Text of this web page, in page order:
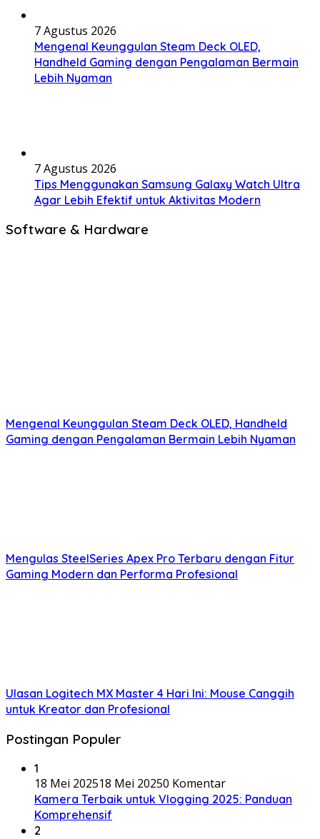
7 Agustus 2026
Mengenal Keunggulan Steam Deck OLED,
Handheld Gaming dengan Pengalaman Bermain
Lebih Nyaman
7 Agustus 2026
Tips Menggunakan Samsung Galaxy Watch Ultra
Agar Lebih Efektif untuk Aktivitas Modern
Software & Hardware
Mengenal Keunggulan Steam Deck OLED, Handheld
Gaming dengan Pengalaman Bermain Lebih Nyaman
Mengulas SteelSeries Apex Pro Terbaru dengan Fitur
Gaming Modern dan Performa Profesional
Ulasan Logitech MX Master 4 Hari Ini: Mouse Canggih
untuk Kreator dan Profesional
Postingan Populer
1
18 Mei 202518 Mei 20250 Komentar
Kamera Terbaik untuk Vlogging 2025: Panduan
Komprehensif
2